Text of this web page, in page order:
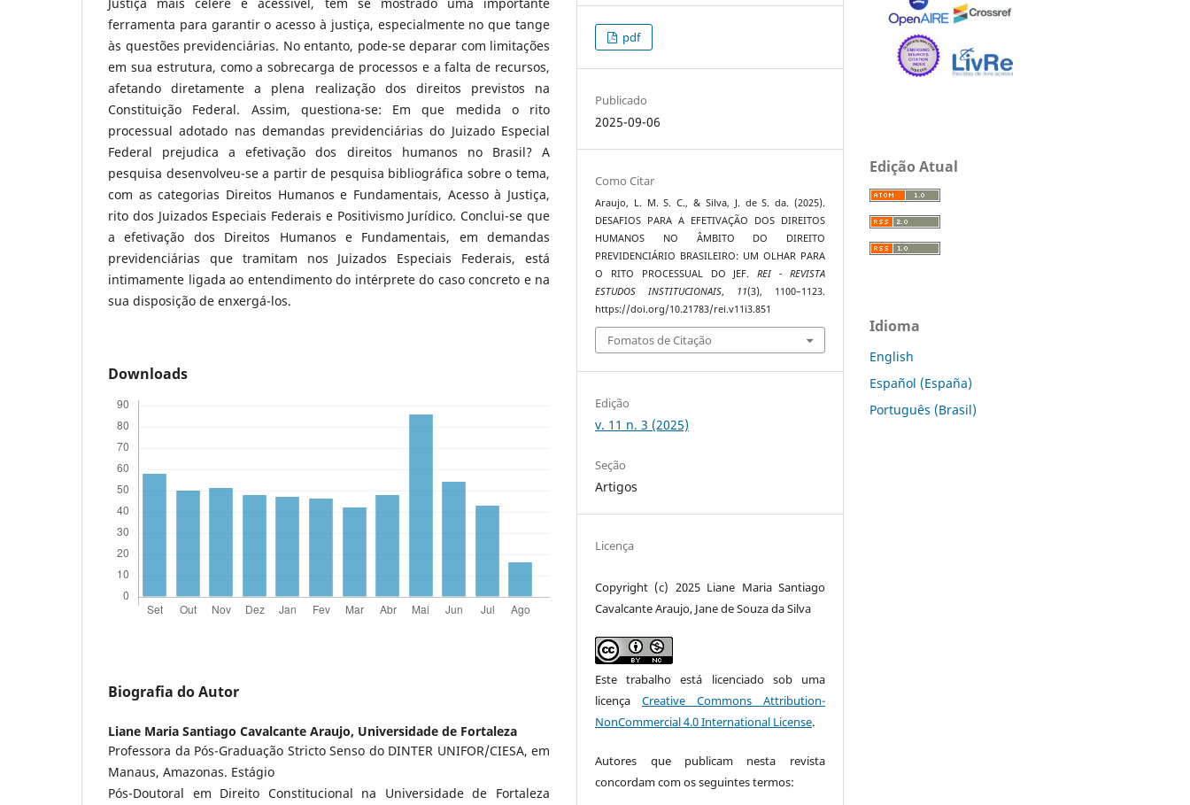
ferramenta para garantir o acesso à justiça, especialmente no que tange
às questões previdenciárias. No entanto, pode-se deparar com limitações
em sua estrutura, como a sobrecarga de processos e a falta de recursos,
afetando diretamente a plena realização dos direitos previstos na
Constituição Federal. Assim, questiona-se: Em que medida o rito
processual adotado nas demandas previdenciárias do Juizado Especial
Federal prejudica a efetivação dos direitos humanos no Brasil? A
pesquisa desenvolveu-se a partir de pesquisa bibliográfica sobre o tema,
com as categorias Direitos Humanos e Fundamentais, Acesso à Justiça,
rito dos Juizados Especiais Federais e Positivismo Jurídico. Conclui-se que
a efetivação dos Direitos Humanos e Fundamentais, em demandas
previdenciárias que tramitam nos Juizados Especiais Federais, está
intimamente ligada ao entendimento do intérprete do caso concreto e na
sua disposição de enxergá-los.
Downloads
Biografia do Autor
Liane Maria Santiago Cavalcante Araujo, Universidade de Fortaleza
Professora da Pós-Graduação Stricto Senso do DINTER UNIFOR/CIESA, em
Manaus, Amazonas. Estágio
Pós-Doutoral em Direito Constitucional na Universidade de Fortaleza
pdf
Publicado
2025-09-06
Como Citar
Araujo, L. M. S. C., & Silva, J. de S. da. (2025).
DESAFIOS PARA A EFETIVAÇÃO DOS DIREITOS
HUMANOS NO ÂMBITO DO DIREITO
PREVIDENCIÁRIO BRASILEIRO: UM OLHAR PARA
O RITO PROCESSUAL DO JEF.REI - REVISTA
ESTUDOS INSTITUCIONAIS, 11(3), 1100–1123.
https://doi.org/10.21783/rei.v11i3.851
Fomatos de Citação
Edição
v. 11 n. 3 (2025)
Seção
Artigos
Licença
Copyright (c) 2025 Liane Maria Santiago
Cavalcante Araujo, Jane de Souza da Silva
Este trabalho está licenciado sob uma
licençaCreative Commons Attribution-
NonCommercial 4.0 International License.
Autores que publicam nesta revista
concordam com os seguintes termos:
Edição Atual
Idioma
English
Español (España)
Português (Brasil)